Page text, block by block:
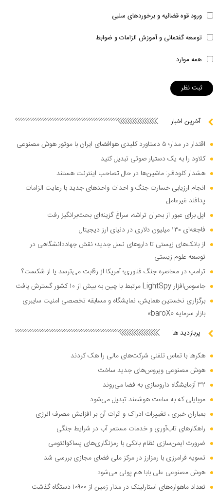
ورود قوه قضائیه و برخوردهای سلبی
توسعه گفتمانی و آموزش الزامات و ضوابط
همه موارد
آخرین اخبار
اقتدار در مدار؛ ۵ دستاورد کلیدی هوافضای ایران با موتور هوش مصنوعی
کلاود را به یک دستیار صوتی تبدیل کنید
هشدار کلودفلر: ماشین‌ها در حال تصاحب اینترنت هستند
انجام ارزیابی خسارت جنگ و احداث واحد‌های جدید با رعایت الزامات
پدافند غیرعامل
اپل برای عبور از بحران تراشه، سراغ گزینه‌ای بحث‌برانگیز رفت
فاجعه‌ای ۱۳۰ میلیون دلاری در دنیای ارز دیجیتال
از بانک‌های زیستی تا دارو‌های نسل جدید؛ نقش جهاددانشگاهی در
توسعه علوم زیستی
ترامپ در محاصره جنگ فناوری؛ آمریکا از رقابت می‌ترسد یا از شکست؟
جاسوس‌افزار LightSpy مرتبط با چین به بیش از ۱۰ کشور گسترش یافت
برگزاری نخستین همایش، نمایشگاه و مسابقه تخصصی امنیت سایبری
بازار سرمایه «baroX»
پربازدید ها
هکر‌ها با تماس تلفنی شرکت‌های مالی را هک کردند
هوش مصنوعی ویروس‌های جدید ساخت
۳۲ آزمایشگاه داروسازی به فضا می‌روند
موبایلی که به ساعت هوشمند تبدیل می‌شود
بمباران خبری ، تغییرات ادراک و اثرات آن بر افزایش مصرف انرژی
راهکار‌های تاب‌آوری و خدمات مستمر آب در شرایط جنگی
ضرورت ایمن‌سازی نظام بانکی با رمزنگاری‌های پساکوانتومی
تسویه فرامرزی با رمزارز در مرکز ملی فضای مجازی بررسی شد
هوش مصنوعی علی بابا هم پولی می‌شود
تعداد ماهواره‌های استارلینک در مدار زمین از ۱۰۹۰۰ دستگاه گذشت